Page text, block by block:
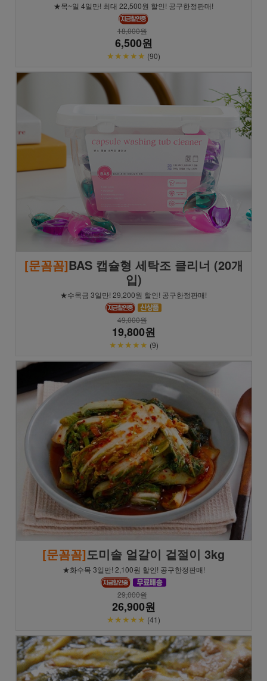
★목~일 4일만! 최대 22,500원 할인! 공구한정판매!
18,000원
6,500원
★★★★★ (90)
[문꼼꼼]BAS 캡슐형 세탁조 클리너 (20개
입)
★수목금 3일만! 29,200원 할인! 공구한정판매!
49,000원
19,800원
★★★★★ (9)
[문꼼꼼]도미솔 얼갈이 겉절이 3kg
★화수목 3일만! 2,100원 할인! 공구한정판매!
29,000원
26,900원
★★★★★ (41)